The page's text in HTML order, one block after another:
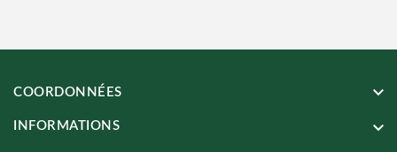
COORDONNÉES keyboard_arrow_down
INFORMATIONS keyboard_arrow_down